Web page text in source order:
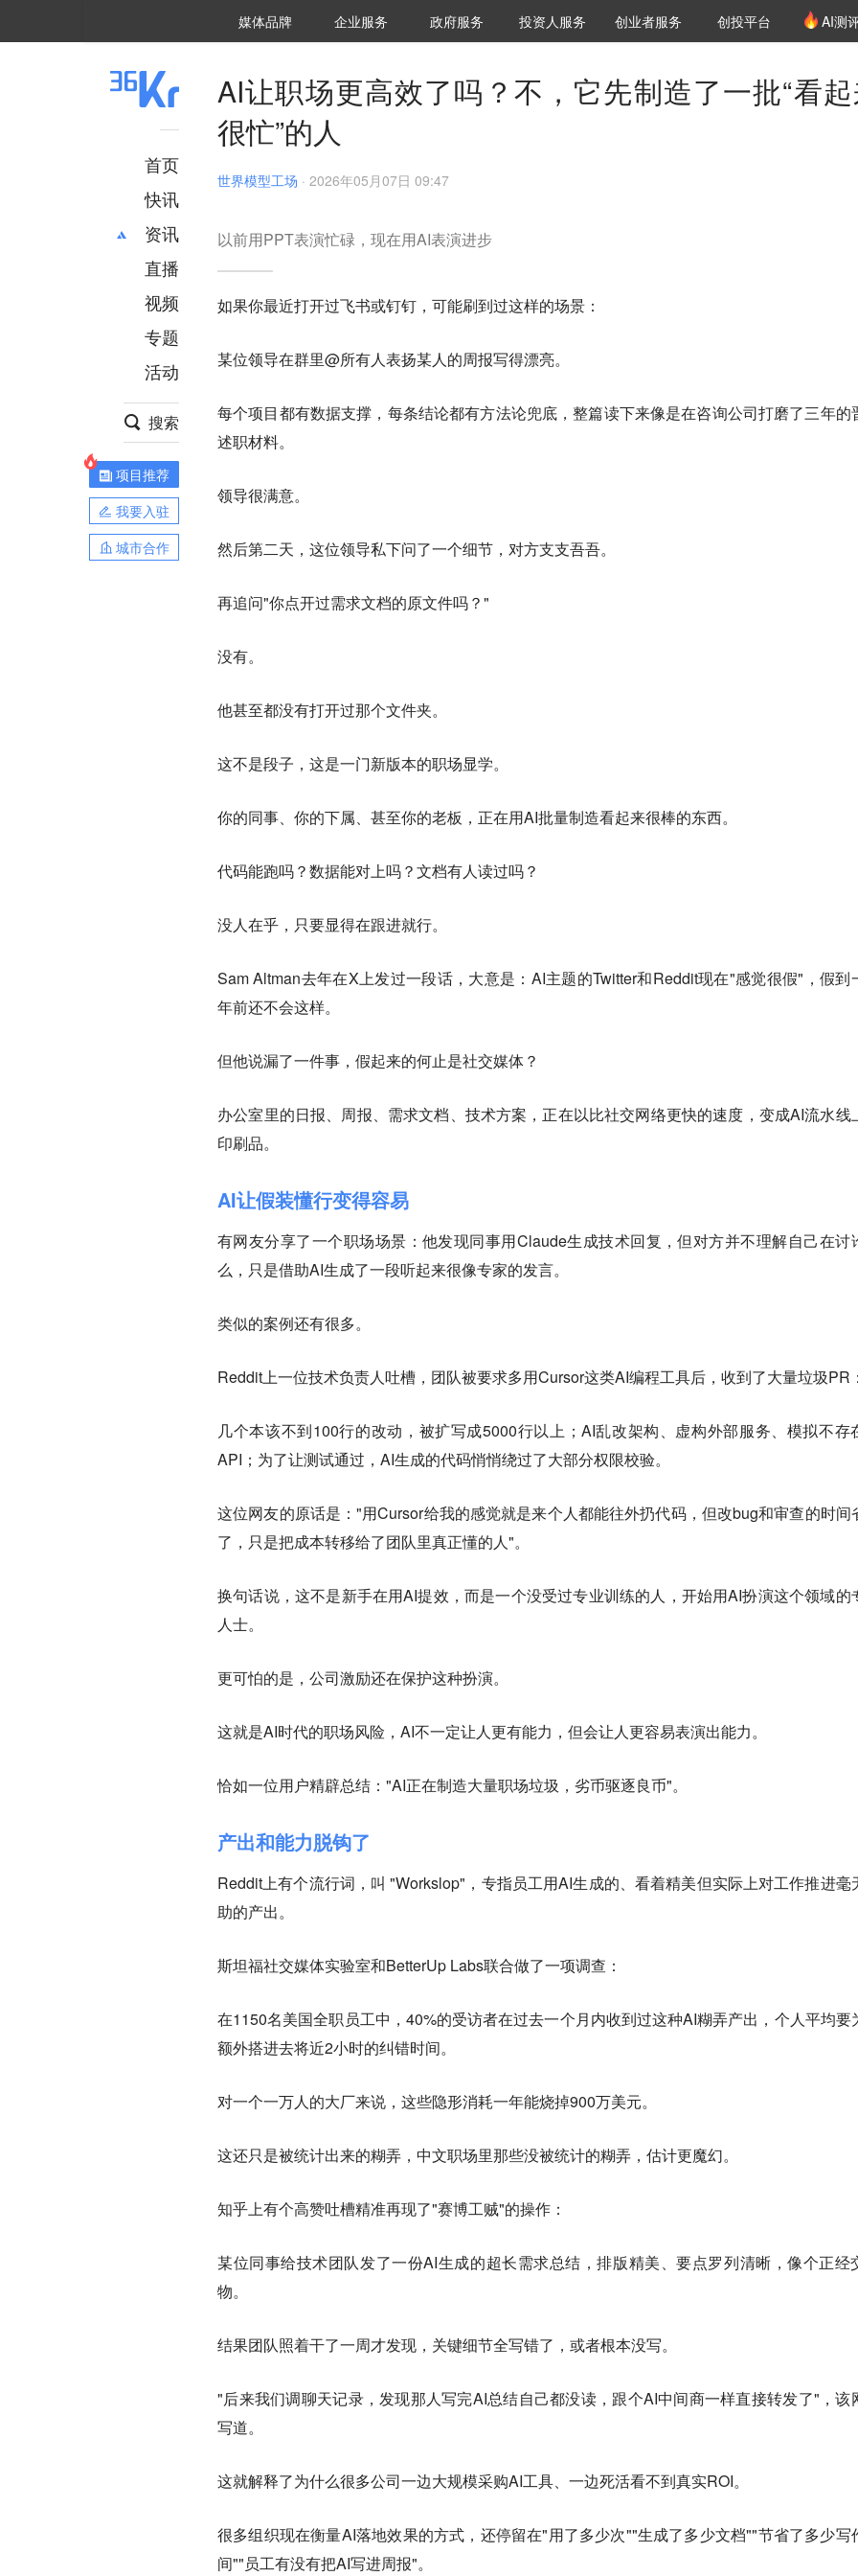
媒体品牌 36Kr研究院
企业服务 城市之窗
政府服务 VClub投资机构库
投资机构职位推介
投资人服务 创投氪堂
创业者服务 创投平台 AI测
首页
快讯
资讯
推荐
财经
项目推荐
安徽
直播
视频
专题
活动
搜索
项目推荐
我要入驻
城市合作
AI让职场更高效了吗？不，它先制造了一批“看
很忙”的人
世界模型工场 · 2026年05月07日 09:47
以前用PPT表演忙碌，现在用AI表演进步
如果你最近打开过飞书或钉钉，可能刷到过这样的场景：
某位领导在群里@所有人表扬某人的周报写得漂亮。
每个项目都有数据支撑，每条结论都有方法论兜底，整篇读下来像是在咨询公司打磨了三年的
述职材料。
领导很满意。
然后第二天，这位领导私下问了一个细节，对方支支吾吾。
再追问"你点开过需求文档的原文件吗？"
没有。
他甚至都没有打开过那个文件夹。
这不是段子，这是一门新版本的职场显学。
你的同事、你的下属、甚至你的老板，正在用AI批量制造看起来很棒的东西。
代码能跑吗？数据能对上吗？文档有人读过吗？
没人在乎，只要显得在跟进就行。
Sam Altman去年在X上发过一段话，大意是：AI主题的Twitter和Reddit现在"感觉很假"，假到
年前还不会这样。
但他说漏了一件事，假起来的何止是社交媒体？
办公室里的日报、周报、需求文档、技术方案，正在以比社交网络更快的速度，变成AI流水线
印刷品。
AI让假装懂行变得容易
有网友分享了一个职场场景：他发现同事用Claude生成技术回复，但对方并不理解自己在讨
么，只是借助AI生成了一段听起来很像专家的发言。
类似的案例还有很多。
Reddit上一位技术负责人吐槽，团队被要求多用Cursor这类AI编程工具后，收到了大量垃圾PR：
几个本该不到100行的改动，被扩写成5000行以上；AI乱改架构、虚构外部服务、模拟不存
API；为了让测试通过，AI生成的代码悄悄绕过了大部分权限校验。
这位网友的原话是："用Cursor给我的感觉就是来个人都能往外扔代码，但改bug和审查的时间
了，只是把成本转移给了团队里真正懂的人"。
换句话说，这不是新手在用AI提效，而是一个没受过专业训练的人，开始用AI扮演这个领域的
人士。
更可怕的是，公司激励还在保护这种扮演。
这就是AI时代的职场风险，AI不一定让人更有能力，但会让人更容易表演出能力。
恰如一位用户精辟总结："AI正在制造大量职场垃圾，劣币驱逐良币"。
产出和能力脱钩了
Reddit上有个流行词，叫 "Workslop"，专指员工用AI生成的、看着精美但实际上对工作推进毫
助的产出。
斯坦福社交媒体实验室和BetterUp Labs联合做了一项调查：
在1150名美国全职员工中，40%的受访者在过去一个月内收到过这种AI糊弄产出，个人平均要
额外搭进去将近2小时的纠错时间。
对一个一万人的大厂来说，这些隐形消耗一年能烧掉900万美元。
这还只是被统计出来的糊弄，中文职场里那些没被统计的糊弄，估计更魔幻。
知乎上有个高赞吐槽精准再现了"赛博工贼"的操作：
某位同事给技术团队发了一份AI生成的超长需求总结，排版精美、要点罗列清晰，像个正经
物。
结果团队照着干了一周才发现，关键细节全写错了，或者根本没写。
"后来我们调聊天记录，发现那人写完AI总结自己都没读，跟个AI中间商一样直接转发了"，该
写道。
这就解释了为什么很多公司一边大规模采购AI工具、一边死活看不到真实ROI。
很多组织现在衡量AI落地效果的方式，还停留在"用了多少次""生成了多少文档""节省了多少写
间""员工有没有把AI写进周报"。